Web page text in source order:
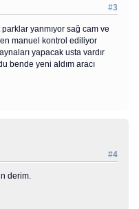
#3
yanmıyor sağ cam ve
manuel kontrol ediliyor
yapacak usta vardır
bende yeni aldım aracı
#4
derim.